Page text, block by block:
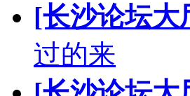
[长沙论坛大
过的来